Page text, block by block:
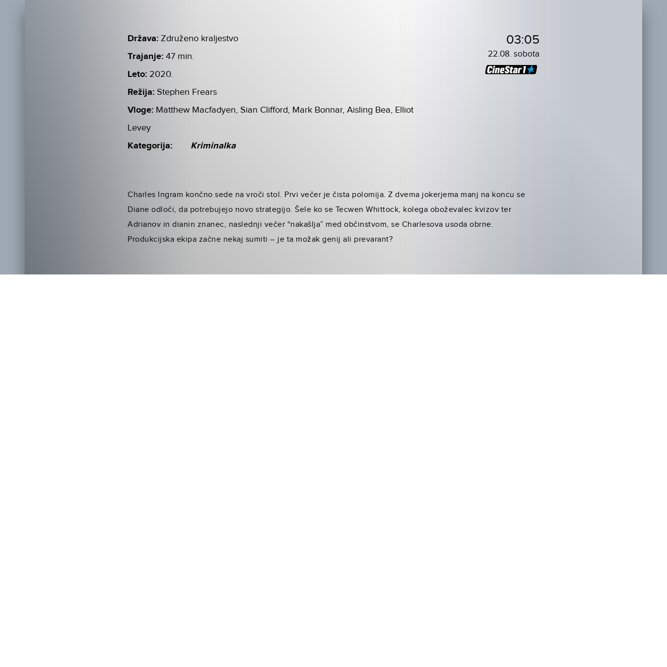
Država: Združeno kraljestvo
Trajanje: 47 min.
Leto: 2020.
Režija: Stephen Frears
Vloge: Matthew Macfadyen, Sian Clifford, Mark Bonnar, Aisling Bea, Elliot
Levey
Kategorija: Kriminalka
03:05
22.08. sobota
Charles Ingram končno sede na vroči stol. Prvi večer je čista polomija. Z dvema jokerjema manj na koncu se
Diane odloči, da potrebujejo novo strategijo. Šele ko se Tecwen Whittock, kolega oboževalec kvizov ter
Adrianov in dianin znanec, naslednji večer “nakašlja” med občinstvom, se Charlesova usoda obrne.
Produkcijska ekipa začne nekaj sumiti – je ta možak genij ali prevarant?